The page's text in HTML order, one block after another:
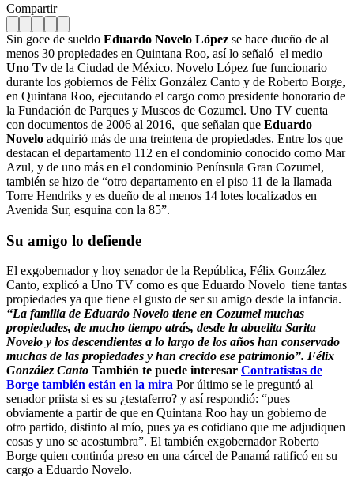
Compartir
Sin goce de sueldo Eduardo Novelo López se hace dueño de al
menos 30 propiedades en Quintana Roo, así lo señaló el medio
Uno Tv de la Ciudad de México. Novelo López fue funcionario
durante los gobiernos de Félix González Canto y de Roberto Borge,
en Quintana Roo, ejecutando el cargo como presidente honorario de
la Fundación de Parques y Museos de Cozumel. Uno TV cuenta
con documentos de 2006 al 2016, que señalan que Eduardo
Novelo adquirió más de una treintena de propiedades. Entre los que
destacan el departamento 112 en el condominio conocido como Mar
Azul, y de uno más en el condominio Península Gran Cozumel,
también se hizo de “otro departamento en el piso 11 de la llamada
Torre Hendriks y es dueño de al menos 14 lotes localizados en
Avenida Sur, esquina con la 85”.
Su amigo lo defiende
El exgobernadory hoy senador de la República, Félix González
Canto, explicó a Uno TV como es que Eduardo Novelo tiene tantas
propiedades ya que tiene el gusto de ser su amigo desde la infancia.
“La familia de Eduardo Novelo tiene en Cozumel muchas
propiedades, de mucho tiempo atrás, desde la abuelita Sarita
Novelo y los descendientes a lo largo de los años han conservado
muchas de las propiedades y han crecido ese patrimonio”. Félix
González Canto También te puede interesar Contratistas de
Borge también están en la mira Por último se le preguntó al
senador priista si es su ¿testaferro? y así respondió: “pues
obviamente a partir de que en Quintana Roo hay un gobierno de
otro partido, distinto al mío, pues ya es cotidiano que me adjudiquen
cosas y uno se acostumbra”. El también exgobernador Roberto
Borge quien continúa preso en una cárcel de Panamá ratificó en su
cargo a Eduardo Novelo.